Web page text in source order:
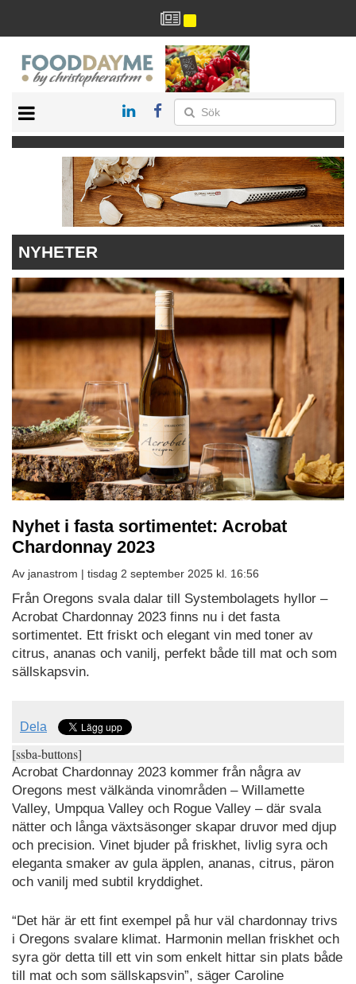
RECEPT
RESTAURANG
NYHETER
Nyhet i fasta sortimentet: Acrobat
Chardonnay 2023
Av janastrom | tisdag 2 september 2025 kl. 16:56
Från Oregons svala dalar till Systembolagets hyllor –
Acrobat Chardonnay 2023 finns nu i det fasta
sortimentet. Ett friskt och elegant vin med toner av
citrus, ananas och vanilj, perfekt både till mat och som
sällskapsvin.
Dela
[ssba-buttons]
Acrobat Chardonnay 2023 kommer från några av
Oregons mest välkända vinområden – Willamette
Valley, Umpqua Valley och Rogue Valley – där svala
nätter och långa växtsäsonger skapar druvor med djup
och precision. Vinet bjuder på friskhet, livlig syra och
eleganta smaker av gula äpplen, ananas, citrus, päron
och vanilj med subtil kryddighet.
“Det här är ett fint exempel på hur väl chardonnay trivs
i Oregons svalare klimat. Harmonin mellan friskhet och
syra gör detta till ett vin som enkelt hittar sin plats både
till mat och som sällskapsvin”, säger Caroline